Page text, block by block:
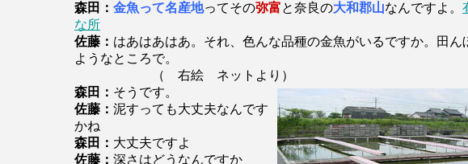
森田： 金魚って名産地ってその弥富と奈良の大和郡山なんですよ。
な所
佐藤： はあはあはあ。それ、色んな品種の金魚がいるですか。田ん
ようなところで。
（ 右絵 ネットより）
森田： そうです。
佐藤： 泥すっても大丈夫なんです
かね
森田： 大丈夫ですよ
佐藤： 深さはどうなんですか